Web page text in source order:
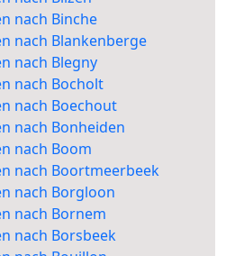
nach Binche
nach Blankenberge
nach Blegny
nach Bocholt
nach Boechout
nach Bonheiden
nach Boom
nach Boortmeerbeek
nach Borgloon
nach Bornem
nach Borsbeek